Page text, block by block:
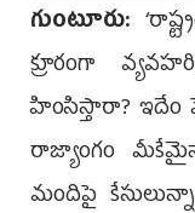
గుంటూరు:
క్రూరంగా
హింసిస్తారా?
రాజ్యాంగం మీకేమైనా
మందిపై